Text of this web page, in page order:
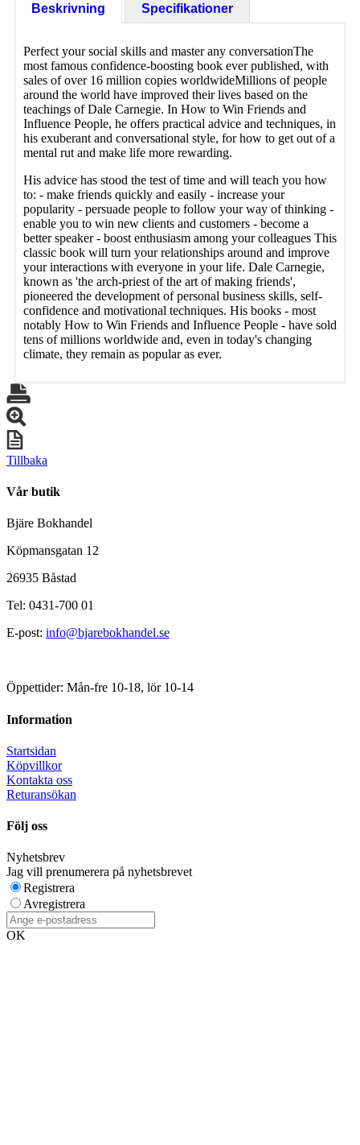
Beskrivning
Specifikationer
Perfect your social skills and master any conversationThe
most famous confidence-boosting book ever published, with
sales of over 16 million copies worldwideMillions of people
around the world have improved their lives based on the
teachings of Dale Carnegie. In How to Win Friends and
Influence People, he offers practical advice and techniques, in
his exuberant and conversational style, for how to get out of a
mental rut and make life more rewarding.
His advice has stood the test of time and will teach you how
to: - make friends quickly and easily - increase your
popularity - persuade people to follow your way of thinking -
enable you to win new clients and customers - become a
better speaker - boost enthusiasm among your colleagues This
classic book will turn your relationships around and improve
your interactions with everyone in your life. Dale Carnegie,
known as 'the arch-priest of the art of making friends',
pioneered the development of personal business skills, self-
confidence and motivational techniques. His books - most
notably How to Win Friends and Influence People - have sold
tens of millions worldwide and, even in today's changing
climate, they remain as popular as ever.
Tillbaka
Vår butik
Bjäre Bokhandel
Köpmansgatan 12
26935 Båstad
Tel: 0431-700 01
E-post: info@bjarebokhandel.se
Öppettider: Mån-fre 10-18, lör 10-14
Information
Startsidan
Köpvillkor
Kontakta oss
Returansökan
Följ oss
Nyhetsbrev
Jag vill prenumerera på nyhetsbrevet
Registrera
Avregistrera
OK